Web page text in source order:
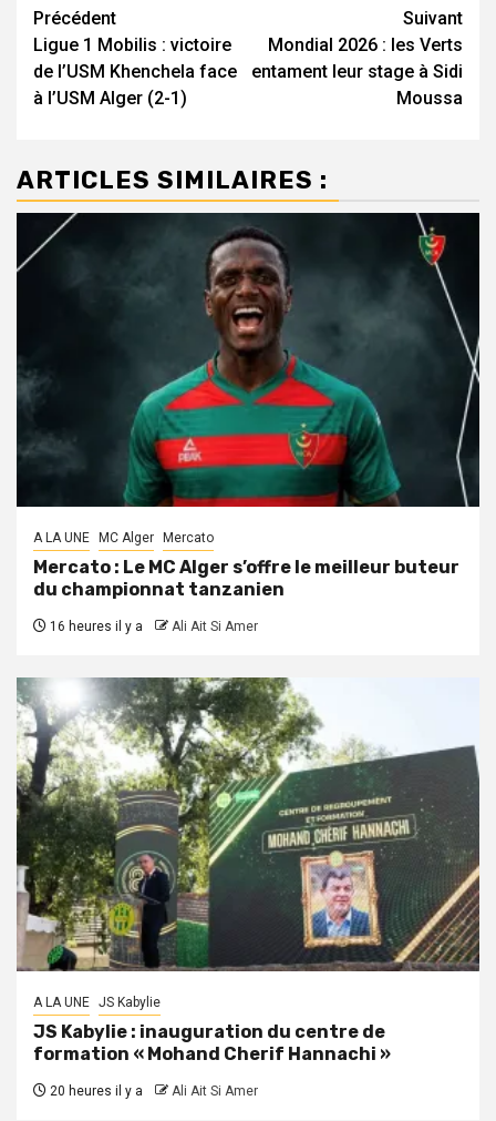
Navigation
d’article
Précédent
Ligue 1 Mobilis : victoire
de l’USM Khenchela face
à l’USM Alger (2-1)
Suivant
Mondial 2026 : les Verts
entament leur stage à Sidi
Moussa
ARTICLES SIMILAIRES :
A LA UNE MC Alger Mercato
Mercato : Le MC Alger s’offre le meilleur buteur
du championnat tanzanien
16 heures il y a Ali Ait Si Amer
A LA UNE JS Kabylie
JS Kabylie : inauguration du centre de
formation « Mohand Cherif Hannachi »
20 heures il y a Ali Ait Si Amer